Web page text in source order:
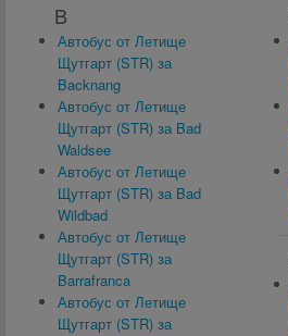
B
Автобус от Летище
Щутгарт (STR) за
Backnang
Автобус от Летище
Щутгарт (STR) за Bad
Waldsee
Автобус от Летище
Щутгарт (STR) за Bad
Wildbad
Автобус от Летище
Щутгарт (STR) за
Barrafranca
Автобус от Летище
Щутгарт (STR) за